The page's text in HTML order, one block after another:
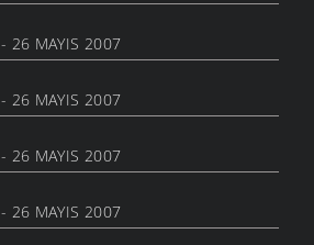
- 26 MAYIS 2007
- 26 MAYIS 2007
- 26 MAYIS 2007
- 26 MAYIS 2007